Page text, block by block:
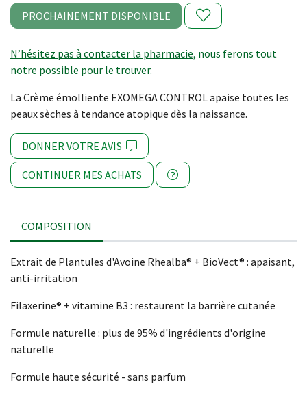
PROCHAINEMENT DISPONIBLE
N’hésitez pas à contacter la pharmacie, nous ferons tout
notre possible pour le trouver.
La Crème émolliente EXOMEGA CONTROL apaise toutes les
peaux sèches à tendance atopique dès la naissance.
DONNER VOTRE AVIS
CONTINUER MES ACHATS
COMPOSITION
Extrait de Plantules d'Avoine Rhealba® + BioVect® : apaisant,
anti-irritation
Filaxerine® + vitamine B3 : restaurent la barrière cutanée
Formule naturelle : plus de 95% d'ingrédients d'origine
naturelle
Formule haute sécurité - sans parfum